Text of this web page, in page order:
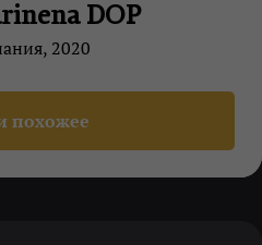
DOP
2020
похожее